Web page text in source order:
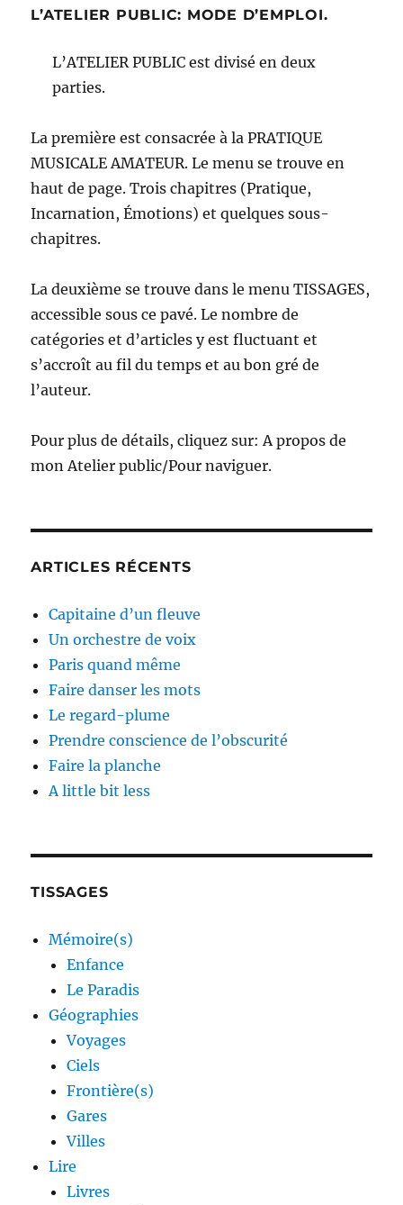
L’ATELIER PUBLIC: MODE D’EMPLOI.
L’ATELIER PUBLIC est divisé en deux
parties.
La première est consacrée à la PRATIQUE
MUSICALE AMATEUR. Le menu se trouve en
haut de page. Trois chapitres (Pratique,
Incarnation, Émotions) et quelques sous-
chapitres.
La deuxième se trouve dans le menu TISSAGES,
accessible sous ce pavé. Le nombre de
catégories et d’articles y est fluctuant et
s’accroît au fil du temps et au bon gré de
l’auteur.
Pour plus de détails, cliquez sur: A propos de
mon Atelier public/Pour naviguer.
ARTICLES RÉCENTS
Capitaine d’un fleuve
Un orchestre de voix
Paris quand même
Faire danser les mots
Le regard-plume
Prendre conscience de l’obscurité
Faire la planche
A little bit less
TISSAGES
Mémoire(s)
Enfance
Le Paradis
Géographies
Voyages
Ciels
Frontière(s)
Gares
Villes
Lire
Livres